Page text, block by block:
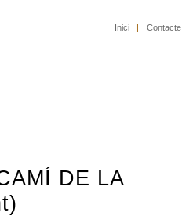
Inici | Contacte
DE LA